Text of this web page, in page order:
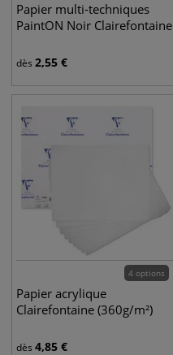
Papier multi-techniques
PaintON Noir Clairefontaine
dès 2,55 €
4 options
Papier acrylique
Clairefontaine (360g/m²)
dès 4,85 €